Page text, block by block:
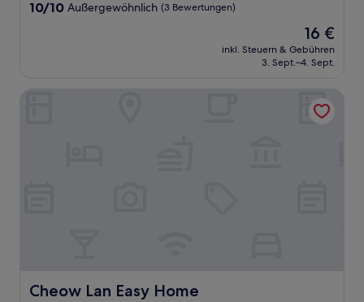
10.0
10/10 Außergewöhnlich (3 Bewertungen)
Der
Preis
beträgt
16 €
inkl. Steuern & Gebühren
3. Sept.–4. Sept.
Cheow Lan Easy Home
Cheow Lan Easy Home